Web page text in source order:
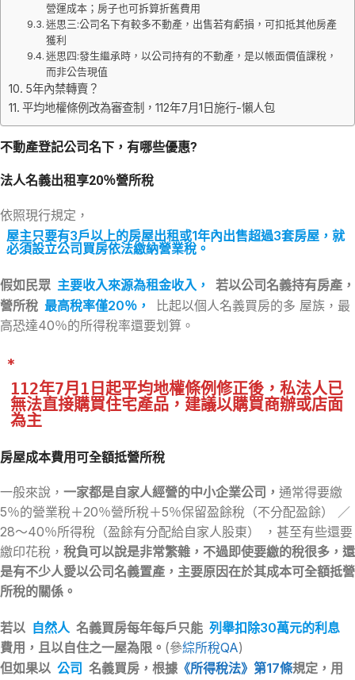
營運成本；房子也可拆算折舊費用
迷思三:公司名下有較多不動產，出售若有虧損，可扣抵其他房產
獲利
迷思四:發生繼承時，以公司持有的不動產，是以帳面價值課稅，
而非公告現值
5年內禁轉賣？
平均地權條例改為審查制，112年7月1日施行-懶人包
不動產登記公司名下，有哪些優惠?
法人名義出租享20％營所稅
依照現行規定，
屋主只要有3戶以上的房屋出租或1年內出售超過3套房屋，就
必須設立公司買房依法繳納營業稅。
假如民眾 主要收入來源為租金收入，
若以公司名義持有房產，
營所稅 最高稅率僅20％，
比起以個人名義買房的多 屋族，最
高恐達40％的所得稅率還要划算。
*
112年7月1日起平均地權條例修正後，私法人已
無法直接購買住宅產品，建議以購買商辦或店面
為主
房屋成本費用可全額抵營所稅
一般來說， 一家都是自家人經營的中小企業公司， 通常得要繳
5％的營業稅＋20％營所稅＋5％保留盈餘稅（不分配盈餘） ／
28～40％所得稅（盈餘有分配給自家人股東） ，甚至有些還要
繳印花稅， 稅負可以說是非常繁雜，不過即使要繳的稅很多，還
是有不少人愛以公司名義置產，主要原因在於其成本可全額抵營
所稅的關係。
若以 自然人 名義買房每年每戶只能 列舉扣除30萬元的利息
費用，且以自住之一屋為限。 (參綜所稅QA)
但如果以 公司 名義買房，根據 《所得稅法》第17條規定，用